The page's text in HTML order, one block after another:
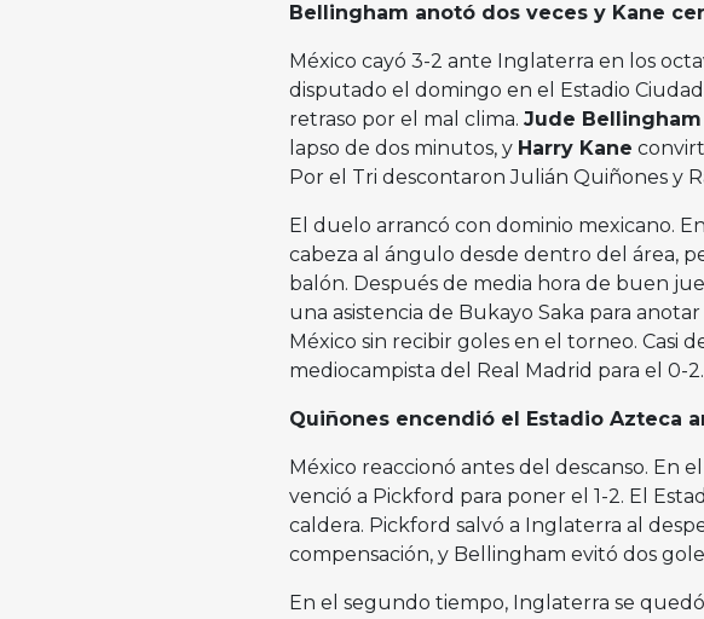
Bellingham anotó dos veces y Kane
México cayó 3-2 ante Inglaterra en los
disputado el domingo en el Estadio
retraso por el mal clima. Jude Bellingham
lapso de dos minutos, y Harry Kane
Por el Tri descontaron Julián Quiñones y
El duelo arrancó con dominio mexicano.
cabeza al ángulo desde dentro del área,
balón. Después de media hora de buen
una asistencia de Bukayo Saka para
México sin recibir goles en el torneo. Casi
mediocampista del Real Madrid para el 0-2.
Quiñones encendió el Estadio Azteca
México reaccionó antes del descanso. En
venció a Pickford para poner el 1-2. El
caldera. Pickford salvó a Inglaterra al
compensación, y Bellingham evitó dos
En el segundo tiempo, Inglaterra se